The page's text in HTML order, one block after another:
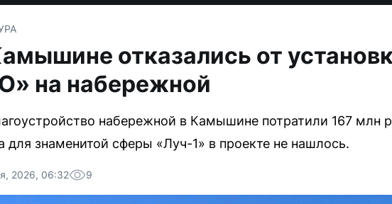
отказались от
на набережной
набережной в Камышине потратили 167 млн
для знаменитой сферы «Луч-1» в проекте не нашлось.
2026, 06:32 9